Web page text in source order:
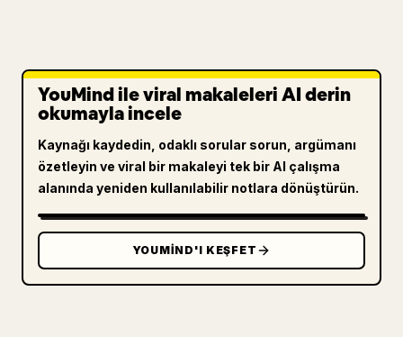
YouMind ile viral makaleleri AI derin
okumayla incele
Kaynağı kaydedin, odaklı sorular sorun, argümanı
özetleyin ve viral bir makaleyi tek bir AI çalışma
alanında yeniden kullanılabilir notlara dönüştürün.
YOUMIND'I KEŞFET